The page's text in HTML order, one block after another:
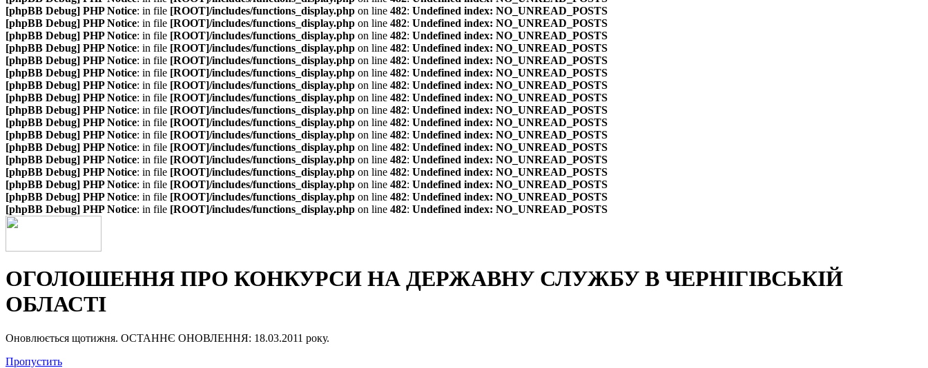
[phpBB Debug] PHP Notice: in file [ROOT]/includes/functions_display.php on line 482: Undefined index: NO_UNREAD_POSTS
[phpBB Debug] PHP Notice: in file [ROOT]/includes/functions_display.php on line 482: Undefined index: NO_UNREAD_POSTS
[phpBB Debug] PHP Notice: in file [ROOT]/includes/functions_display.php on line 482: Undefined index: NO_UNREAD_POSTS
[phpBB Debug] PHP Notice: in file [ROOT]/includes/functions_display.php on line 482: Undefined index: NO_UNREAD_POSTS
[phpBB Debug] PHP Notice: in file [ROOT]/includes/functions_display.php on line 482: Undefined index: NO_UNREAD_POSTS
[phpBB Debug] PHP Notice: in file [ROOT]/includes/functions_display.php on line 482: Undefined index: NO_UNREAD_POSTS
[phpBB Debug] PHP Notice: in file [ROOT]/includes/functions_display.php on line 482: Undefined index: NO_UNREAD_POSTS
[phpBB Debug] PHP Notice: in file [ROOT]/includes/functions_display.php on line 482: Undefined index: NO_UNREAD_POSTS
[phpBB Debug] PHP Notice: in file [ROOT]/includes/functions_display.php on line 482: Undefined index: NO_UNREAD_POSTS
[phpBB Debug] PHP Notice: in file [ROOT]/includes/functions_display.php on line 482: Undefined index: NO_UNREAD_POSTS
[phpBB Debug] PHP Notice: in file [ROOT]/includes/functions_display.php on line 482: Undefined index: NO_UNREAD_POSTS
[phpBB Debug] PHP Notice: in file [ROOT]/includes/functions_display.php on line 482: Undefined index: NO_UNREAD_POSTS
[phpBB Debug] PHP Notice: in file [ROOT]/includes/functions_display.php on line 482: Undefined index: NO_UNREAD_POSTS
[phpBB Debug] PHP Notice: in file [ROOT]/includes/functions_display.php on line 482: Undefined index: NO_UNREAD_POSTS
[phpBB Debug] PHP Notice: in file [ROOT]/includes/functions_display.php on line 482: Undefined index: NO_UNREAD_POSTS
[phpBB Debug] PHP Notice: in file [ROOT]/includes/functions_display.php on line 482: Undefined index: NO_UNREAD_POSTS
[phpBB Debug] PHP Notice: in file [ROOT]/includes/functions_display.php on line 482: Undefined index: NO_UNREAD_POSTS
ОГОЛОШЕННЯ ПРО КОНКУРСИ НА ДЕРЖАВНУ СЛУЖБУ В ЧЕРНІГІВСЬКІЙ
ОБЛАСТІ
Оновлюється щотижня. ОСТАННЄ ОНОВЛЕННЯ: 18.03.2011 року.
Пропустить